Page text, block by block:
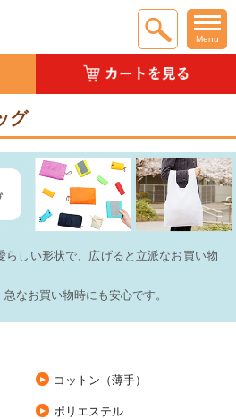
Menu
グ
らしい形状で、広げると立派なお買い物
なお買い物時にも安心です。
コットン（薄手）
ポリエステル